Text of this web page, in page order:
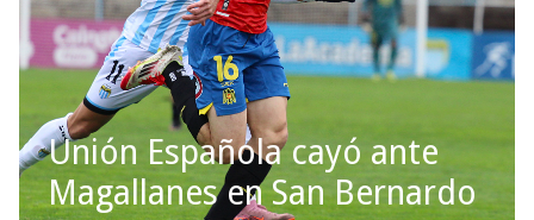
Unión Española cayó ante
Magallanes en San Bernardo